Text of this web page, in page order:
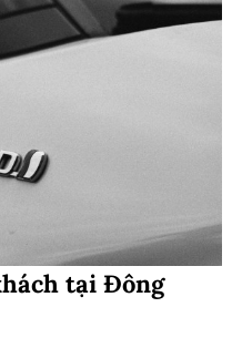
tại Đông